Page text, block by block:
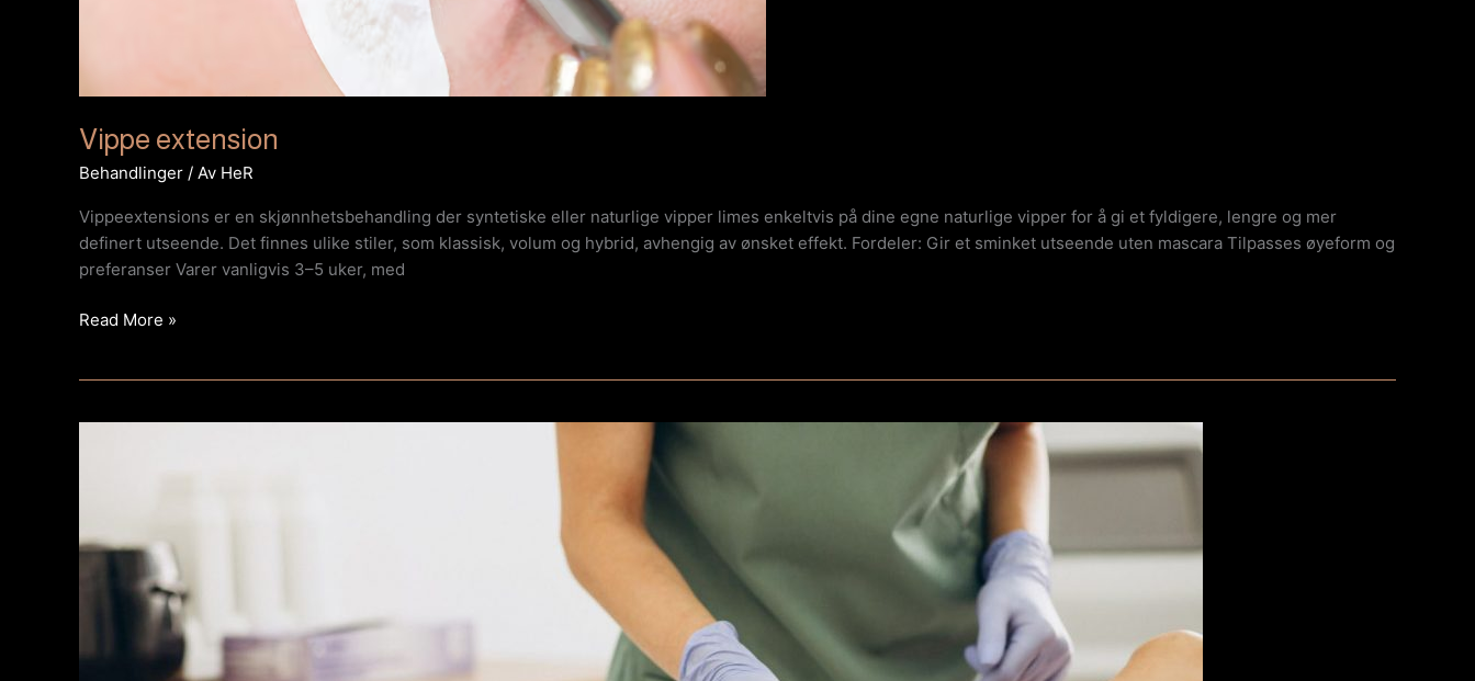
Vippe extension
Behandlinger / Av HeR
Vippeextensions er en skjønnhetsbehandling der syntetiske eller naturlige vipper limes enkeltvis på dine egne naturlige vipper for å gi et fyldigere, lengre og mer
definert utseende. Det finnes ulike stiler, som klassisk, volum og hybrid, avhengig av ønsket effekt. Fordeler: Gir et sminket utseende uten mascara Tilpasses øyeform og
preferanser Varer vanligvis 3–5 uker, med
Read More »